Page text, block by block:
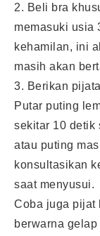
2. Beli bra
memasuki usia
kehamilan, ini
masih akan
3. Berikan
Putar puting
sekitar 10 detik
atau puting
konsultasikan
saat menyusui.
Coba juga pijat
berwarna